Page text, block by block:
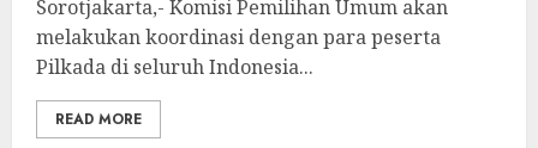
Sorotjakarta,- Komisi Pemilihan Umum akan
melakukan koordinasi dengan para peserta
Pilkada di seluruh Indonesia...
READ MORE